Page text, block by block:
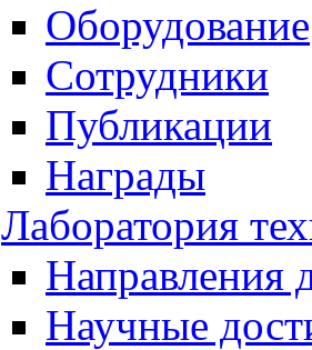
Оборудование
Сотрудники
Публикации
Награды
Лаборатория
Направления
Научные